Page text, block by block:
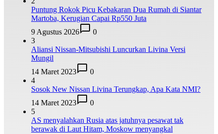
Puntung Rokok Picu Kebakaran Dua Rumah di Siantar
Martoba, Kerugian Capai Rp550 Juta
9 Agustus 2026
0
3
Aliansi Nissan-Mitsubishi Luncurkan Livina Versi
Mungil
14 Maret 2023
0
4
Sosok New Nissan Livina Terungkap, Apa Kata NMI?
14 Maret 2023
0
5
AS menyalahkan Rusia atas jatuhnya pesawat tak
berawak di Laut Hitam, Moskow menyangkal